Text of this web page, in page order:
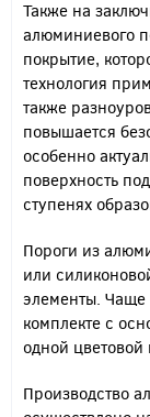
Также на
алюминиевого
покрытие,
технология
также
повышается
особенно
поверхность
ступенях
Пороги из
или
элементы. Чаще
комплекте с
одной цветовой
Производство